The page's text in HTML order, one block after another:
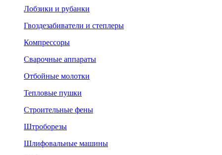
Лобзики и рубанки
Гвоздезабиватели и степлеры
Компрессоры
Сварочные аппараты
Отбойные молотки
Тепловые пушки
Строительные фены
Штроборезы
Шлифовальные машины